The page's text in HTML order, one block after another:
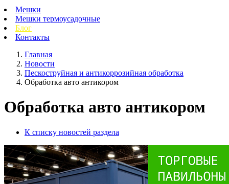
Мешки
Мешки термоусадочные
Блог
Контакты
Главная
Новости
Пескоструйная и антикоррозийная обработка
Обработка авто антикором
Обработка авто антикором
К списку новостей раздела